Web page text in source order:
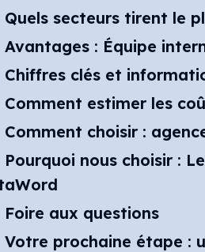
Quels secteurs tirent le
Avantages : Équipe
Chiffres clés et
Comment estimer les
Comment choisir :
Pourquoi nous choisir :
Foire aux questions
Votre prochaine étape :